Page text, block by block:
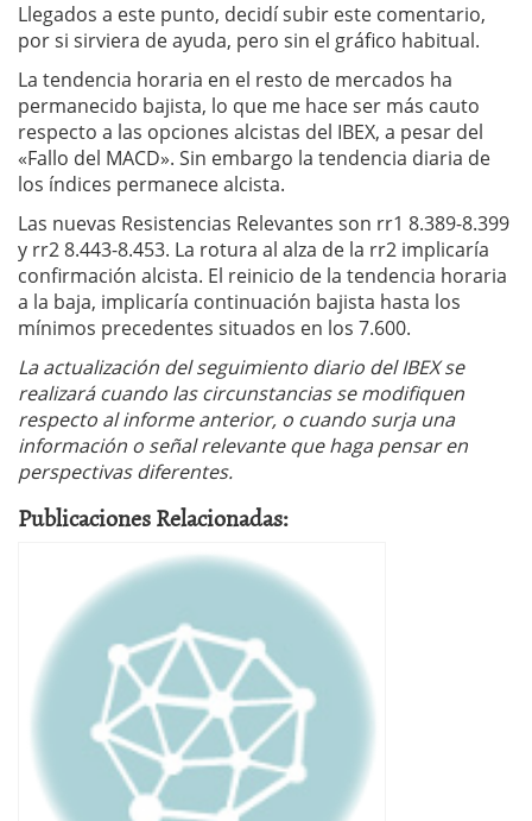
Llegados a este punto, decidí subir este comentario,
por si sirviera de ayuda, pero sin el gráfico habitual.
La tendencia horaria en el resto de mercados ha
permanecido bajista, lo que me hace ser más cauto
respecto a las opciones alcistas del IBEX, a pesar del
«Fallo del MACD». Sin embargo la tendencia diaria de
los índices permanece alcista.
Las nuevas Resistencias Relevantes son rr1 8.389-8.399
y rr2 8.443-8.453. La rotura al alza de la rr2 implicaría
confirmación alcista. El reinicio de la tendencia horaria
a la baja, implicaría continuación bajista hasta los
mínimos precedentes situados en los 7.600.
La actualización del seguimiento diario del IBEX se
realizará cuando las circunstancias se modifiquen
respecto al informe anterior, o cuando surja una
información o señal relevante que haga pensar en
perspectivas diferentes.
Publicaciones Relacionadas: